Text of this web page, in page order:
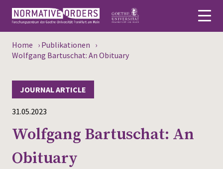
Deutsch
About
News
Persons
Research
Home › Publikationen ›
Wolfgang Bartuschat: An Obituary
31.05.2023
JOURNAL ARTICLE
Wolfgang Bartuschat: An
Obituary